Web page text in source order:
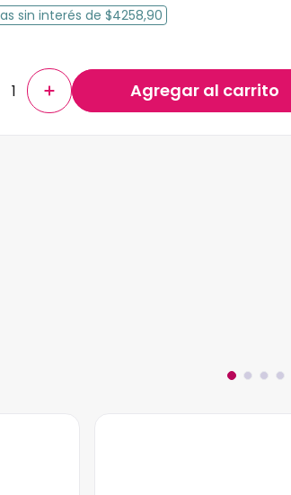
sin interés de $4258,90